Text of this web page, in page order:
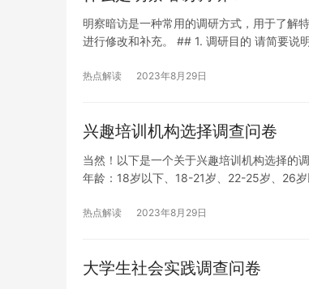
明察暗访是一种常用的调研方式，用于了解
进行修改和补充。 ## 1. 调研目的 请简要说
热点解读 2023年8月29日
兴趣培训机构选择调查问卷
当然！以下是一个关于兴趣培训机构选择的
年龄：18岁以下、18-21岁、22-25岁、26
热点解读 2023年8月29日
大学生社会实践调查问卷